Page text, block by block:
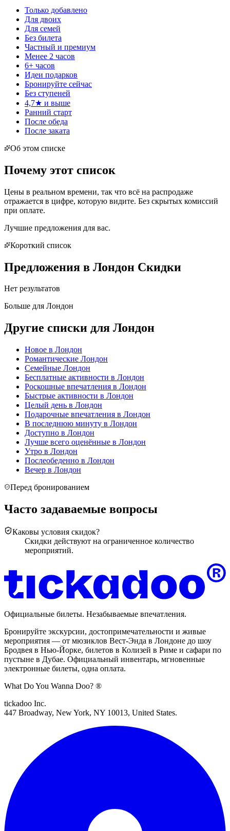
Только добавлено
Для двоих
Для семей
Без билета
Частный и премиум
Менее 2 часов
6+ часов
Идеи подарков
Бронируйте сейчас
Без ступеней
4,7★ и выше
Ранний старт
После обеда
После заката
Об этом списке
Почему этот список
Цены в реальном времени, так что всё на распродаже
отражается в цифре, которую видите. Без скрытых комиссий
при оплате.
Лучшие предложения для вас.
Короткий список
Предложения в Лондон Скидки
Нет результатов
Больше для Лондон
Другие списки для Лондон
Новое в Лондон
Романтические Лондон
Семейные Лондон
Бесплатные активности в Лондон
Роскошные впечатления в Лондон
Быстрые активности в Лондон
Целый день в Лондон
Подарочные впечатления в Лондон
В последнюю минуту в Лондон
Доступно в Лондон
Лучше всего оценённые в Лондон
Утро в Лондон
Послеобеденно в Лондон
Вечер в Лондон
Перед бронированием
Часто задаваемые вопросы
Каковы условия скидок?
Скидки действуют на ограниченное количество
мероприятий.
Официальные билеты. Незабываемые впечатления.
Бронируйте экскурсии, достопримечательности и живые
мероприятия — от мюзиклов Вест-Энда в Лондоне до шоу
Бродвея в Нью-Йорке, билетов в Колизей в Риме и сафари по
пустыне в Дубае. Официальный инвентарь, мгновенные
электронные билеты, одна оплата.
What Do You Wanna Doo? ®
tickadoo Inc.
447 Broadway, New York, NY 10013, United States.